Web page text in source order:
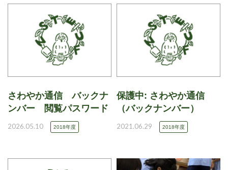
さわやか通信 バックナ
ンバー 閲覧パスワード
2026.05.10 2018年度
保護中: さわやか通信
（バックナンバー）
2021.06.29 2018年度